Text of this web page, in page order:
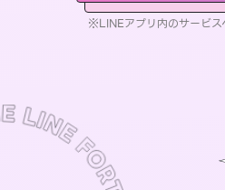
※LINEアプリ内のサービス